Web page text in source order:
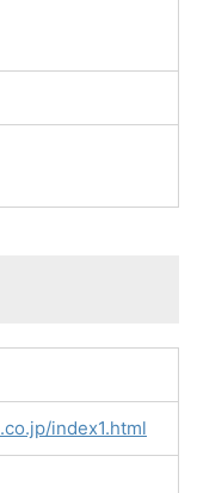
index1.html